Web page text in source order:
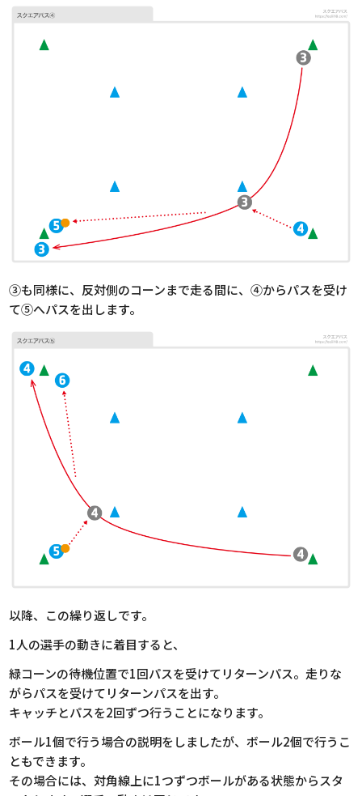
③も同様に、反対側のコーンまで走る間に、④からパスを受け
て⑤へパスを出します。
以降、この繰り返しです。
1人の選手の動きに着目すると、
緑コーンの待機位置で1回パスを受けてリターンパス。走りな
がらパスを受けてリターンパスを出す。
キャッチとパスを2回ずつ行うことになります。
ボール1個で行う場合の説明をしましたが、ボール2個で行うこ
ともできます。
その場合には、対角線上に1つずつボールがある状態からスタ